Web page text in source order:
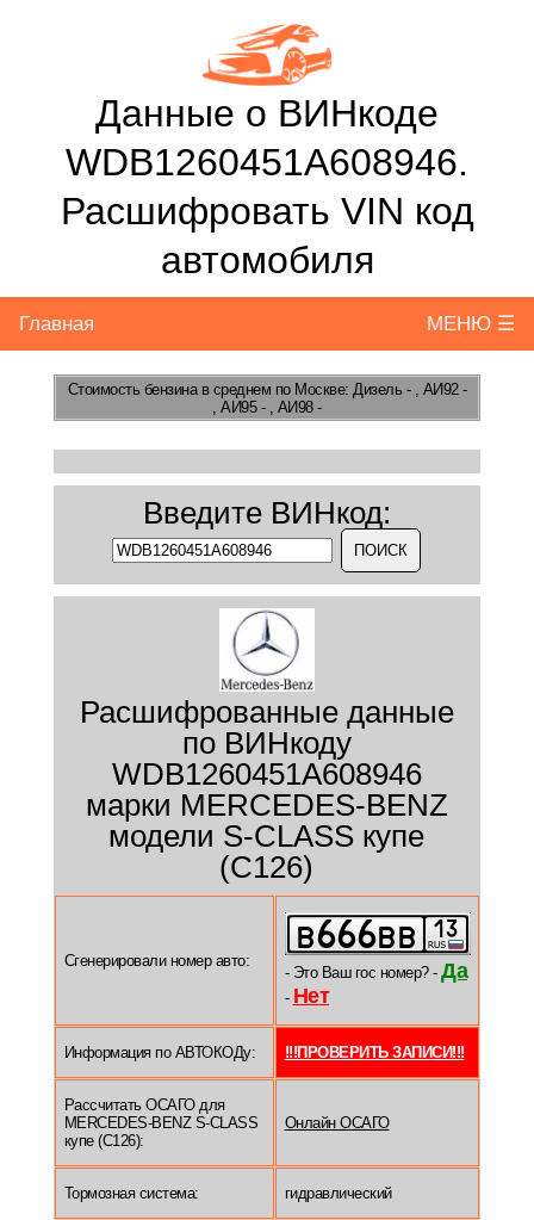
Данные о ВИНкоде
WDB1260451A608946.
Расшифровать VIN код
автомобиля
Главная МЕНЮ ☰
Стоимость бензинав среднем по Москве: Дизель - , АИ92 -
, АИ95 - , АИ98 -
Введите ВИНкод:
Расшифрованные данные
по ВИНкоду
WDB1260451A608946
марки MERCEDES-BENZ
модели S-CLASS купе
(C126)
Сгенерировали номер авто:
- Это Ваш гос номер? - Да
- Нет
Информация по АВТОКОДу: !!!ПРОВЕРИТЬ ЗАПИСИ!!!
Рассчитать ОСАГО для
MERCEDES-BENZ S-CLASS
купе (C126):
Онлайн ОСАГО
Тормозная система: гидравлический